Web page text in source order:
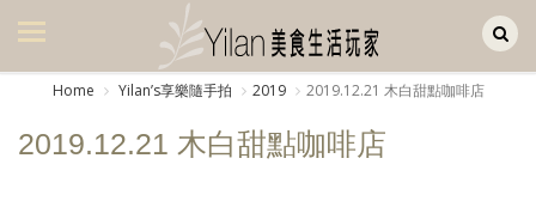
美食集
Home Yilanʼs享樂隨手拍 2019 2019.12.21 木白甜點咖啡店
2019.12.21 木白甜點咖啡店